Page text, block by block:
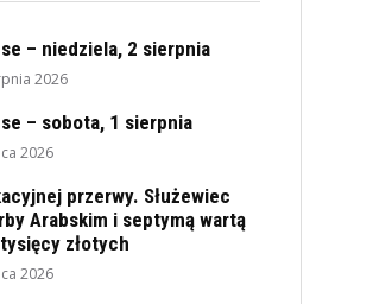
– niedziela, 2 sierpnia
2026
– sobota, 1 sierpnia
2026
przerwy. Służewiec
Arabskim i septymą wartą
złotych
2026